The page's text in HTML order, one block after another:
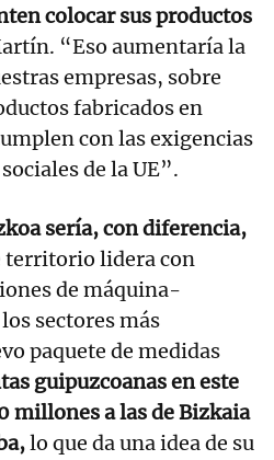
colocar sus productos
“Eso aumentaría la
empresas, sobre
fabricados en
con las exigencias
de la UE”.
sería, con diferencia,
territorio lidera con
de máquina-
sectores más
paquete de medidas
guipuzcoanas en este
millones a las de Bizkaia
lo que da una idea de su